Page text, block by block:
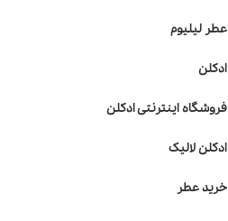
عطر لیلیوم
ادکلن
فروشگاه اینترنتی ادکلن
ادکلن لالیک
خرید عطر